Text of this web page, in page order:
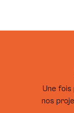
Une fois
nos